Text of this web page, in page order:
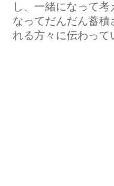
し、一緒になって
なってだんだん蓄積
れる方々に伝わって